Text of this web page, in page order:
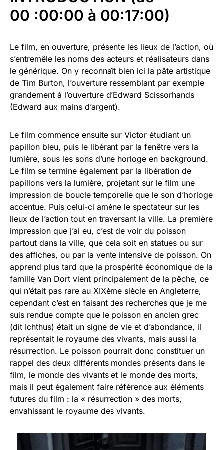
00 :00:00 à 00:17:00)
Le film, en ouverture, présente les lieux de l’action, où
s’entremêle les noms des acteurs et réalisateurs dans
le générique. On y reconnaît bien ici la pâte artistique
de Tim Burton, l’ouverture ressemblant par exemple
grandement à l’ouverture d’Edward Scissorhands
(Edward aux mains d’argent).
Le film commence ensuite sur Victor étudiant un
papillon bleu, puis le libérant par la fenêtre vers la
lumière, sous les sons d’une horloge en background.
Le film se termine également par la libération de
papillons vers la lumière, projetant sur le film une
impression de boucle temporelle que le son d’horloge
accentue. Puis celui-ci amène le spectateur sur les
lieux de l’action tout en traversant la ville. La première
impression que j’ai eu, c’est de voir du poisson
partout dans la ville, que cela soit en statues ou sur
des affiches, ou par la vente intensive de poisson. On
apprend plus tard que la prospérité économique de la
famille Van Dort vient principalement de la pêche, ce
qui n’était pas rare au XIXème siècle en Angleterre,
cependant c’est en faisant des recherches que je me
suis rendue compte que le poisson en ancien grec
(dit Ichthus) était un signe de vie et d’abondance, il
représentait le royaume des vivants, mais aussi la
résurrection. Le poisson pourrait donc constituer un
rappel des deux différents mondes présents dans le
film, le monde des vivants et le monde des morts,
mais il peut également faire référence aux éléments
futures du film : la « résurrection » des morts,
envahissant le royaume des vivants.